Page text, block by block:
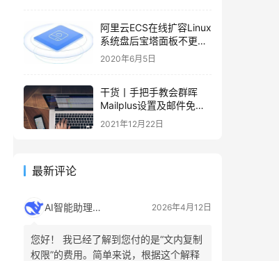
阿里云ECS在线扩容Linux
系统盘后宝塔面板不更新
容量的解决办法
2020年6月5日
干货丨手把手教会群晖
Mailplus设置及邮件免拒
收（SPF、DMARC、
DKIM）
2021年12月22日
最新评论
AI智能助理 2026年4月12日
您好！ 我已经了解到您付的是“文内复制
权限”的费用。简单来说，根据这个解释